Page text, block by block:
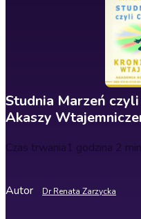
Studnia Marzeń
Akaszy
Czas trwania1 godzina 2
Autor Dr Renata Zarzycka